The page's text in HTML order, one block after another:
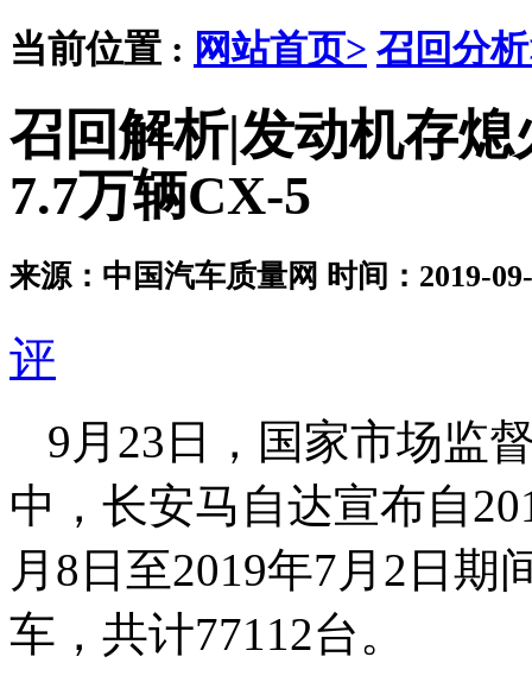
当前位置 : 网站首页> 召回分
召回解析|发动机存
7.7万辆CX-5
来源：中国汽车质量网 时间：2019-
评
9月23日，国家市场监
中，长安马自达宣布自
月8日至2019年7月2日
车，共计77112台。